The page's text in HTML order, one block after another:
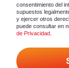
consentimiento del
supuestos
y ejercer otros
puede consultar en
de Privacidad